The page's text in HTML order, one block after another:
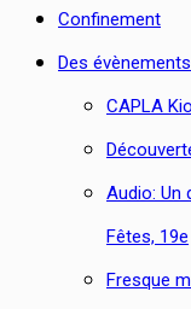
Confinement
Des
CAPLA
Audio: Un
Fêtes, 19e
Fresque